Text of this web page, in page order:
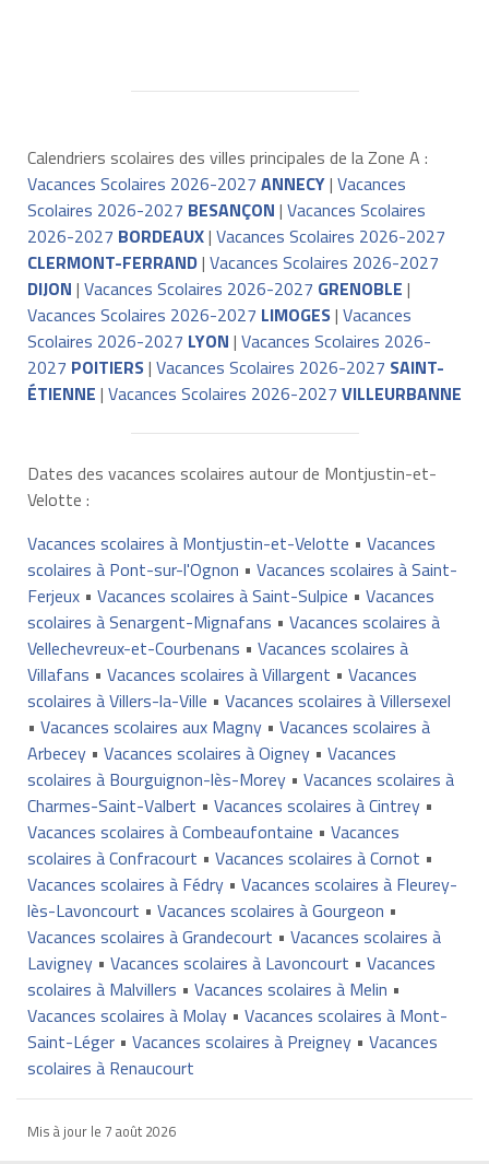
Calendriers scolaires des villes principales de la Zone A :
Vacances Scolaires 2026-2027 ANNECY| Vacances
Scolaires 2026-2027 BESANÇON | Vacances Scolaires
2026-2027 BORDEAUX| Vacances Scolaires 2026-2027
CLERMONT-FERRAND| Vacances Scolaires 2026-2027
DIJON | Vacances Scolaires 2026-2027 GRENOBLE |
Vacances Scolaires 2026-2027 LIMOGES| Vacances
Scolaires 2026-2027 LYON | Vacances Scolaires 2026-
2027 POITIERS| Vacances Scolaires 2026-2027 SAINT-
ÉTIENNE | Vacances Scolaires 2026-2027 VILLEURBANNE
Dates des vacances scolaires autour de Montjustin-et-
Velotte :
Vacances scolaires à Montjustin-et-Velotte • Vacances
scolaires à Pont-sur-l'Ognon • Vacances scolaires à Saint-
Ferjeux• Vacances scolaires à Saint-Sulpice • Vacances
scolaires à Senargent-Mignafans • Vacances scolaires à
Vellechevreux-et-Courbenans • Vacances scolaires à
Villafans • Vacances scolaires à Villargent • Vacances
scolaires à Villers-la-Ville • Vacances scolaires à Villersexel
• Vacances scolaires aux Magny• Vacances scolaires à
Arbecey• Vacances scolaires à Oigney• Vacances
scolaires à Bourguignon-lès-Morey• Vacances scolaires à
Charmes-Saint-Valbert • Vacances scolaires à Cintrey•
Vacances scolaires à Combeaufontaine • Vacances
scolaires à Confracourt • Vacances scolaires à Cornot •
Vacances scolaires à Fédry• Vacances scolaires à Fleurey-
lès-Lavoncourt • Vacances scolaires à Gourgeon •
Vacances scolaires à Grandecourt • Vacances scolaires à
Lavigney• Vacances scolaires à Lavoncourt • Vacances
scolaires à Malvillers • Vacances scolaires à Melin •
Vacances scolaires à Molay• Vacances scolaires à Mont-
Saint-Léger• Vacances scolaires à Preigney• Vacances
scolaires à Renaucourt
Mis à jour le 7 août 2026